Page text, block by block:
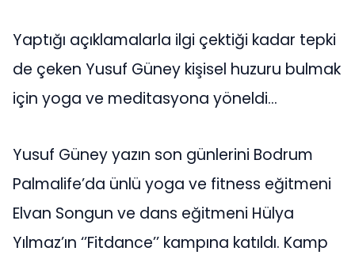
Yaptığı açıklamalarla ilgi çektiği kadar tepki
de çeken Yusuf Güney kişisel huzuru bulmak
için yoga ve meditasyona yöneldi…
Yusuf Güney yazın son günlerini Bodrum
Palmalife’da ünlü yoga ve fitness eğitmeni
Elvan Songun ve dans eğitmeni Hülya
Yılmaz’ın ‘’Fitdance’’ kampına katıldı. Kamp